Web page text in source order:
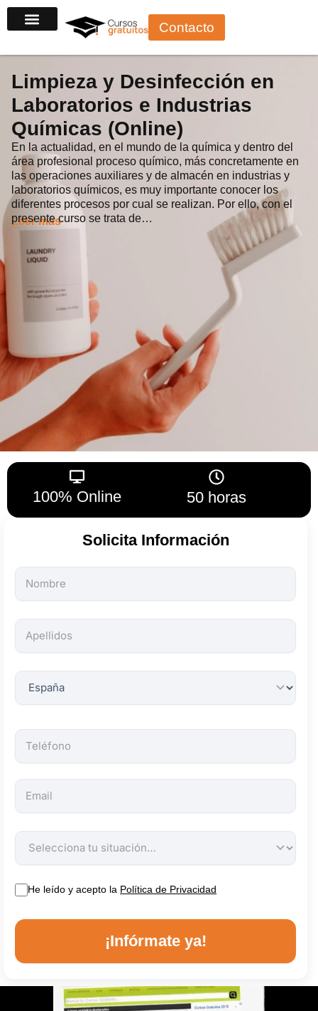
al
Contacto
Limpieza y Desinfección en
Laboratorios e Industrias
Químicas (Online)
En la actualidad, en el mundo de la química y dentro del
área profesional proceso químico, más concretamente en
las operaciones auxiliares y de almacén en industrias y
laboratorios químicos, es muy importante conocer los
diferentes procesos por cual se realizan. Por ello, con el
presente curso se trata de…
Leer más
100% Online 50 horas
Solicita Información
Todos
los
son
obligatorios.
He leído y acepto la Política de Privacidad
¡Infórmate ya!